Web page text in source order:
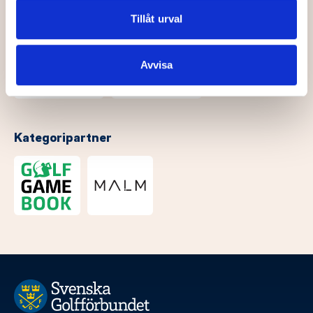
Dessa kan i sin tur kombinera informationen med annan
information som du har tillhandahållit eller som de har
Tillåt urval
Avvisa
Kategoripartner